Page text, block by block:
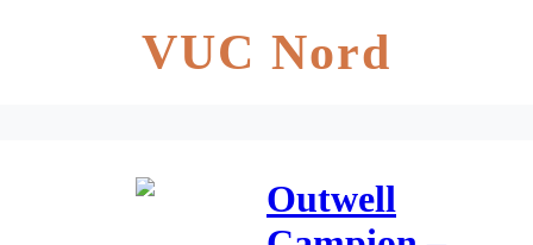
VUC Nord
Outwell